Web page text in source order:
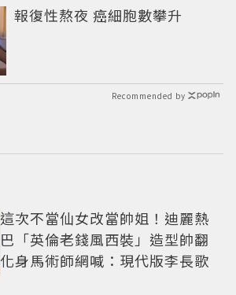
報復性熬夜 癌細胞數攀升
Recommended by
這次不當仙女改當帥姐！迪麗熱
巴「英倫老錢風西裝」造型帥翻
化身馬術師網喊：現代版李長歌